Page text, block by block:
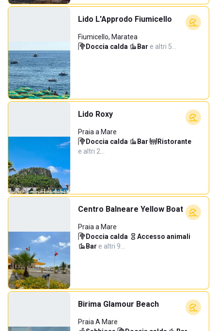
Lido L'Approdo Fiumicello
Fiumicello, Maratea
Doccia calda· Bar·e altri 5…
Lido Roxy
Praia a Mare
Doccia calda· Bar· Ristorante·
e altri 2…
Centro Balneare Yellow Boat
Praia a Mare
Doccia calda· Accesso animali·
Bar·e altri 9…
Birima Glamour Beach
Praia A Mare